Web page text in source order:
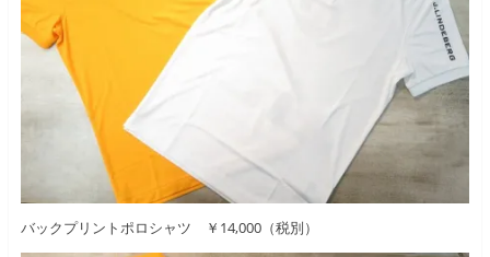
バックプリントポロシャツ ￥14,000（税別）